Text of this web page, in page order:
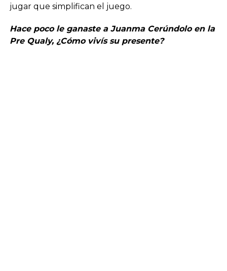
jugar que simplifican el juego.
Hace poco le ganaste a Juanma Cerúndolo en la
Pre Qualy, ¿Cómo vivís su presente?